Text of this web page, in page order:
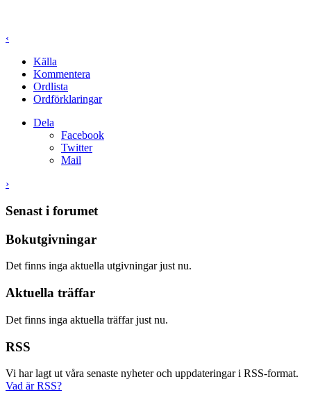
‹
Källa
Kommentera
Ordlista
Ordförklaringar
Dela
Facebook
Twitter
Mail
›
Senast i forumet
Bokutgivningar
Det finns inga aktuella utgivningar just nu.
Aktuella träffar
Det finns inga aktuella träffar just nu.
RSS
Vi har lagt ut våra senaste nyheter och uppdateringar i RSS-format.
Vad är RSS?